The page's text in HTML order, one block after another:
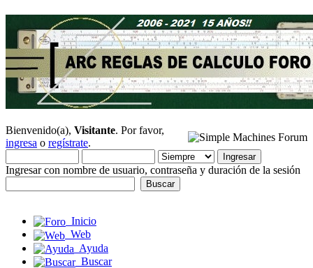
Bienvenido(a), Visitante. Por favor,
ingresa o regístrate.
Ingresar con nombre de usuario, contraseña y duración de la sesión
Inicio
Web
Ayuda
Buscar